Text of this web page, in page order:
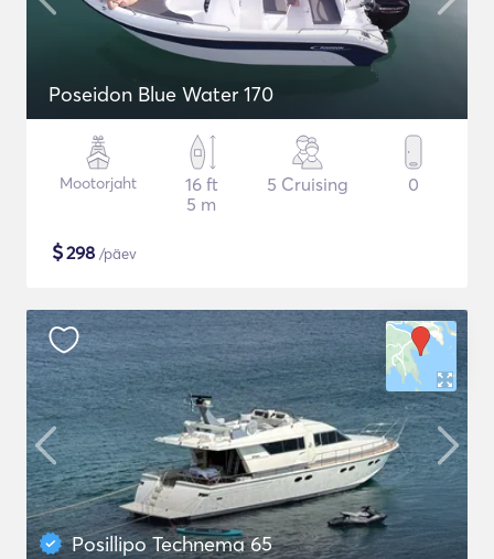
Poseidon Blue Water 170
Mootorjaht
16 ft
5 m
5 Cruising 0
$298 /päev
Posillipo Technema 65